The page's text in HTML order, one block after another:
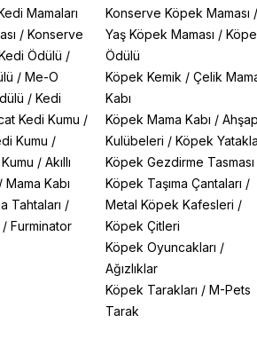
Kedi Mamaları
/ Konserve
Ödülü /
/ Me-O
/ Kedi
Kedi Kumu /
Kumu /
/ Akıllı
/ Mama Kabı
Tahtaları /
/ Furminator
Konserve Köpek Maması /
Yaş Köpek Maması /
Ödülü
Köpek Kemik /Çelik
Kabı
Köpek Mama Kabı /Ahşap
Kulübeleri /Köpek
Köpek Gezdirme Tasması
Köpek Taşıma Çantaları /
Metal Köpek Kafesleri /
Köpek Çitleri
Köpek Oyuncakları /
Ağızlıklar
Köpek Tarakları /M-Pets
Tarak